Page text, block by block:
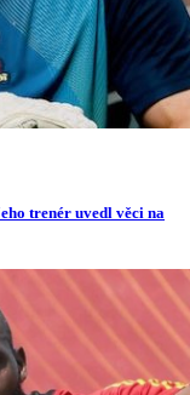
trenér uvedl věci na